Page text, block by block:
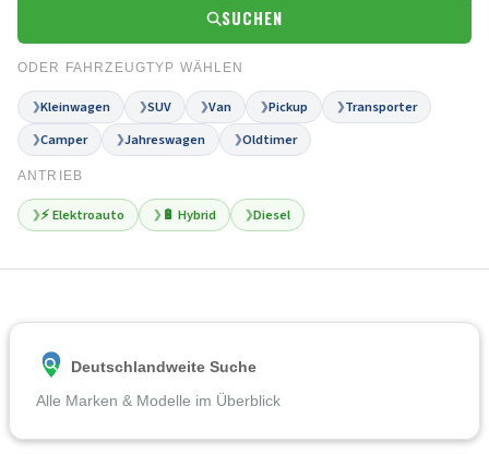
SUCHEN
ODER FAHRZEUGTYP WÄHLEN
❯Kleinwagen ❯SUV ❯Van ❯Pickup ❯Transporter
❯Camper ❯Jahreswagen ❯Oldtimer
ANTRIEB
❯⚡ Elektroauto ❯ 🔋 Hybrid ❯Diesel
Deutschlandweite Suche
Alle Marken & Modelle im Überblick